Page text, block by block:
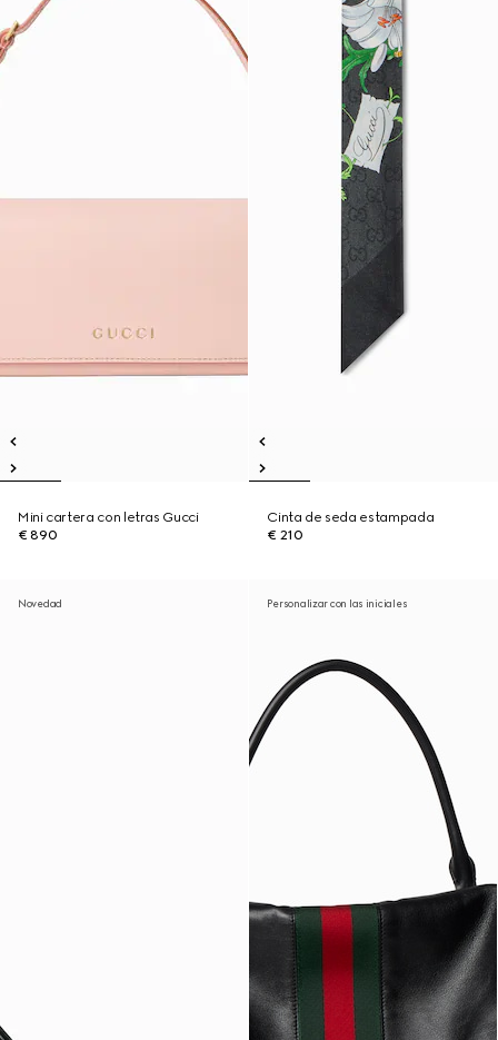
Mini cartera con letras Gucci
€ 890
Cinta de seda estampada
€ 210
Novedad Personalizar con las iniciales